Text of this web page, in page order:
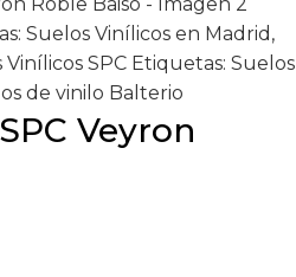
Suelos Vinílicos en Madrid ,
Vinílicos SPC Etiquetas: Suelos
de vinilo Balterio
Veyron